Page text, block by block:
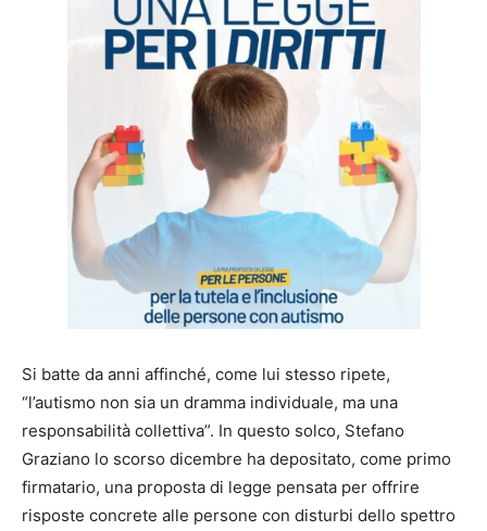
Si batte da anni affinché, come lui stesso ripete,
“l’autismo non sia un dramma individuale, ma una
responsabilità collettiva”. In questo solco, Stefano
Graziano lo scorso dicembre ha depositato, come primo
firmatario, una proposta di legge pensata per offrire
risposte concrete alle persone con disturbi dello spettro